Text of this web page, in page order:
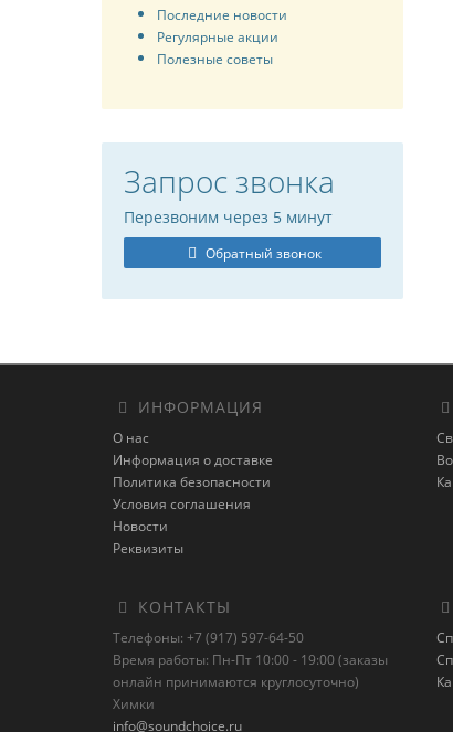
Последние новости
Регулярные акции
Полезные советы
Запрос звонка
Перезвоним через 5 минут
Обратный звонок
ИНФОРМАЦИЯ
О нас
Информация о доставке
Политика безопасности
Условия соглашения
Новости
Реквизиты
КОНТАКТЫ
Телефоны: +7 (917) 597-64-50
Время работы: Пн-Пт 10:00 - 19:00 (заказы
онлайн принимаются круглосуточно)
Химки
info@soundchoice.ru